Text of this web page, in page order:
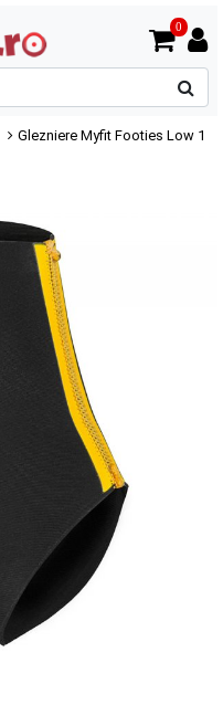
0
Glezniere Myfit Footies Low 1